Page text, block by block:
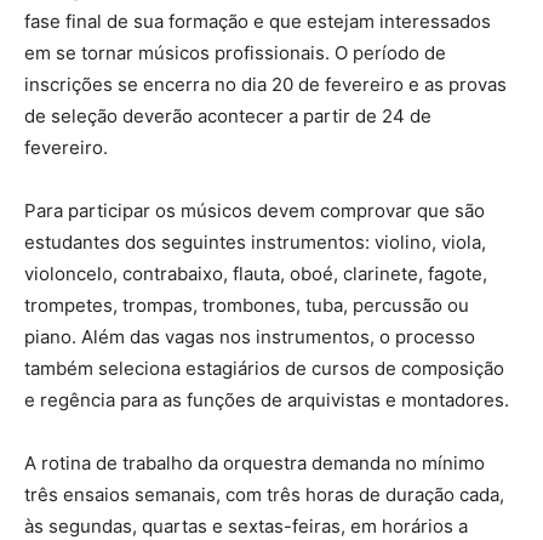
fase final de sua formação e que estejam interessados
em se tornar músicos profissionais. O período de
inscrições se encerra no dia 20 de fevereiro e as provas
de seleção deverão acontecer a partir de 24 de
fevereiro.
Para participar os músicos devem comprovar que são
estudantes dos seguintes instrumentos: violino, viola,
violoncelo, contrabaixo, flauta, oboé, clarinete, fagote,
trompetes, trompas, trombones, tuba, percussão ou
piano. Além das vagas nos instrumentos, o processo
também seleciona estagiários de cursos de composição
e regência para as funções de arquivistas e montadores.
A rotina de trabalho da orquestra demanda no mínimo
três ensaios semanais, com três horas de duração cada,
às segundas, quartas e sextas-feiras, em horários a